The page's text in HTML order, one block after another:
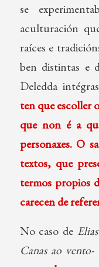
se
aculturación
raíces e
ben distintas e
Deledda
ten que escoller
que non é a
personaxes. O
textos, que
termos propios
carecen de
No caso de
Canas ao vento-